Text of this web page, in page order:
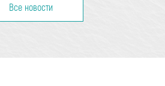
Все новости